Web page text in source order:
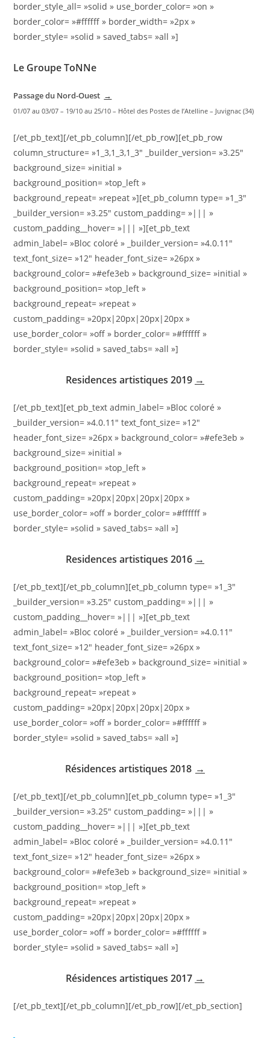
border_style_all= »solid » use_border_color= »on »
border_color= »#ffffff » border_width= »2px »
border_style= »solid » saved_tabs= »all »]
Le Groupe ToNNe
Passage du Nord-Ouest →
01/07 au 03/07 – 19/10 au 25/10 – Hôtel des Postes de l’Atelline – Juvignac (34)
[/et_pb_text][/et_pb_column][/et_pb_row][et_pb_row
column_structure= »1_3,1_3,1_3″ _builder_version= »3.25″
background_size= »initial »
background_position= »top_left »
background_repeat= »repeat »][et_pb_column type= »1_3″
_builder_version= »3.25″ custom_padding= »||| »
custom_padding__hover= »||| »][et_pb_text
admin_label= »Bloc coloré » _builder_version= »4.0.11″
text_font_size= »12″ header_font_size= »26px »
background_color= »#efe3eb » background_size= »initial »
background_position= »top_left »
background_repeat= »repeat »
custom_padding= »20px|20px|20px|20px »
use_border_color= »off » border_color= »#ffffff »
border_style= »solid » saved_tabs= »all »]
Residences artistiques 2019 →
[/et_pb_text][et_pb_text admin_label= »Bloc coloré »
_builder_version= »4.0.11″ text_font_size= »12″
header_font_size= »26px » background_color= »#efe3eb »
background_size= »initial »
background_position= »top_left »
background_repeat= »repeat »
custom_padding= »20px|20px|20px|20px »
use_border_color= »off » border_color= »#ffffff »
border_style= »solid » saved_tabs= »all »]
Residences artistiques 2016 →
[/et_pb_text][/et_pb_column][et_pb_column type= »1_3″
_builder_version= »3.25″ custom_padding= »||| »
custom_padding__hover= »||| »][et_pb_text
admin_label= »Bloc coloré » _builder_version= »4.0.11″
text_font_size= »12″ header_font_size= »26px »
background_color= »#efe3eb » background_size= »initial »
background_position= »top_left »
background_repeat= »repeat »
custom_padding= »20px|20px|20px|20px »
use_border_color= »off » border_color= »#ffffff »
border_style= »solid » saved_tabs= »all »]
Résidences artistiques 2018 →
[/et_pb_text][/et_pb_column][et_pb_column type= »1_3″
_builder_version= »3.25″ custom_padding= »||| »
custom_padding__hover= »||| »][et_pb_text
admin_label= »Bloc coloré » _builder_version= »4.0.11″
text_font_size= »12″ header_font_size= »26px »
background_color= »#efe3eb » background_size= »initial »
background_position= »top_left »
background_repeat= »repeat »
custom_padding= »20px|20px|20px|20px »
use_border_color= »off » border_color= »#ffffff »
border_style= »solid » saved_tabs= »all »]
Résidences artistiques 2017 →
[/et_pb_text][/et_pb_column][/et_pb_row][/et_pb_section]